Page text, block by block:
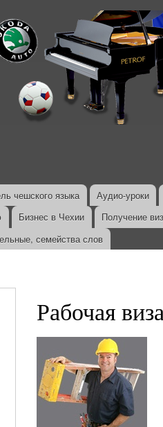
чешского языка
Аудио-уроки
Бизнес в Чехии
Получение
семейства слов
Рабочая